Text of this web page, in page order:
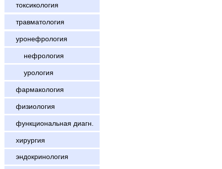
токсикология
травматология
уронефрология
нефрология
урология
фармакология
физиология
функциональная диагн.
хирургия
эндокринология